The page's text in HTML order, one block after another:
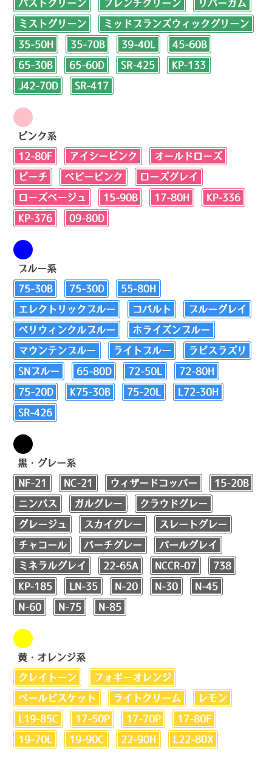
パストグリーン フレンチグリーン リバーガム
ミストグリーン ミッドブランズウィックグリーン
35-50H 35-70B 39-40L 45-60B
65-30B 65-60D SR-425 KP-133
J42-70D SR-417
ピンク系
12-80F アイシーピンク オールドローズ
ピーチ ベビーピンク ローズグレイ
ローズベージュ 15-90B 17-80H KP-336
KP-376 09-80D
ブルー系
75-30B 75-30D 55-80H
エレクトリックブルー コバルト ブルーグレイ
ペリウィンクルブルー ホライズンブルー
マウンテンブルー ライトブルー ラピスラズリ
SNブルー 65-80D 72-50L 72-80H
75-20D K75-30B 75-20L L72-30H
SR-426
黒・グレー系
NF-21 NC-21 ウィザードコッパー 15-20B
ニンバス ガルグレー クラウドグレー
グレージュ スカイグレー スレートグレー
チャコール バーチグレー パールグレイ
ミネラルグレイ 22-65A NCCR-07 738
KP-185 LN-35 N-20 N-30 N-45
N-60 N-75 N-85
黄・オレンジ系
クレイトーン フォギーオレンジ
ペールビスケット ライトクリーム レモン
L19-85C 17-50P 17-70P 17-80F
19-70L 19-90C 22-90H L22-80X